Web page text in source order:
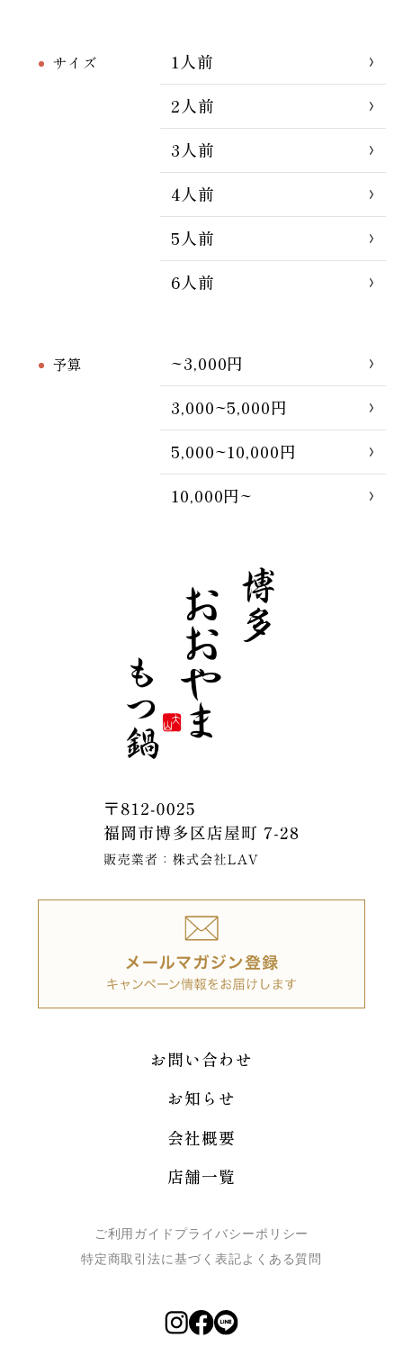
サイズ
1人前
2人前
3人前
4人前
5人前
6人前
予算
~3,000円
3,000~5,000円
5,000~10,000円
10,000円~
お問い合わせ
お知らせ
会社概要
店舗一覧
ご利用ガイド プライバシーポリシー
特定商取引法に基づく表記よくある質問